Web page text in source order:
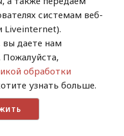
системам веб-
Liveinternet).
даете нам
Пожалуйста,
обработки
узнать больше.